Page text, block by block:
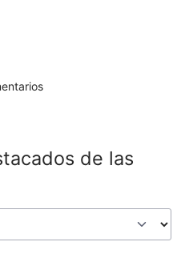
de las